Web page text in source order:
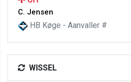
C. Jensen
HB Køge - Aanvaller #
WISSEL